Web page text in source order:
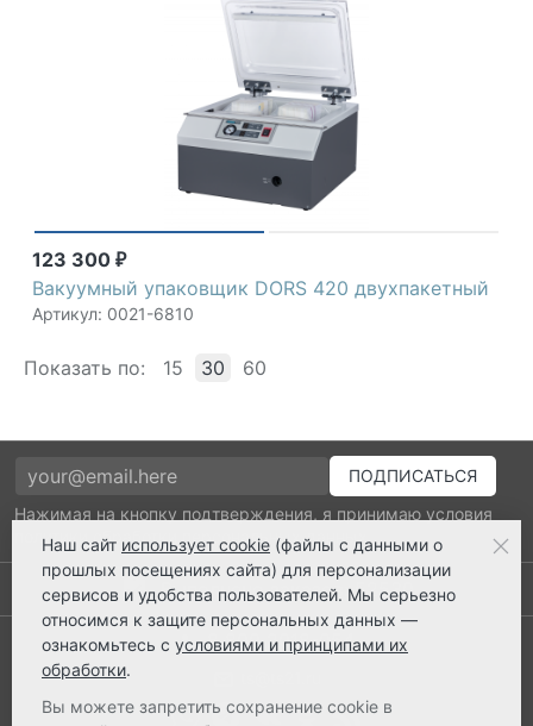
123 300 ₽
Вакуумный упаковщик DORS 420 двухпакетный
Артикул: 0021-6810
Показать по: 15 30 60
Нажимая на кнопку подтверждения, я принимаю условия
политики обработки персональных данных
Выполнено заказов: 52530
8 800 2018-054
Наш сайт использует cookie (файлы с данными о
прошлых посещениях сайта) для персонализации
сервисов и удобства пользователей. Мы серьезно
относимся к защите персональных данных —
ознакомьтесь с условиями и принципами их
обработки.
Вы можете запретить сохранение cookie в